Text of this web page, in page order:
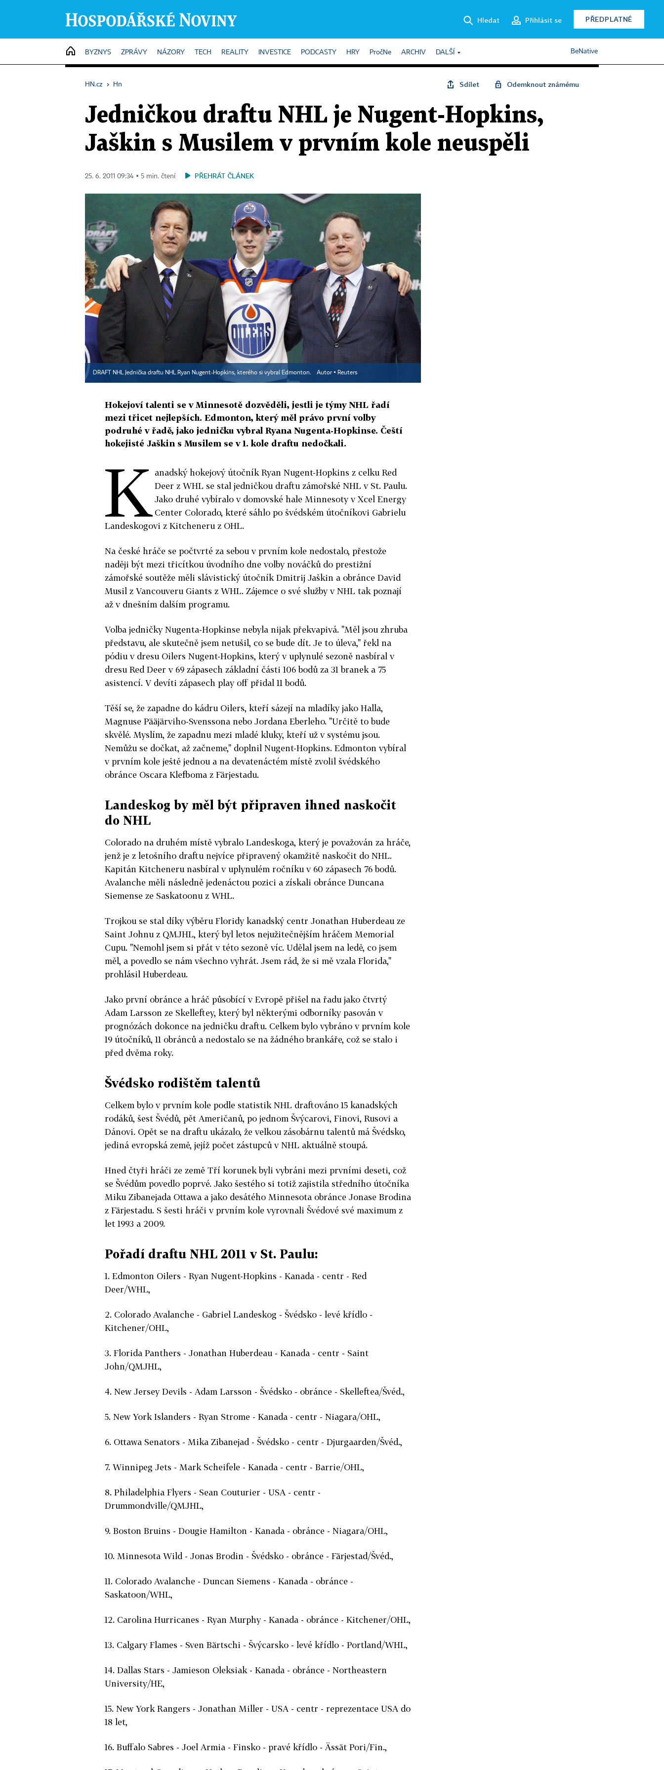
Hledat Přihlásit se PŘEDPLATNÉ
HOME
BYZNYS ZPRÁVY NÁZORY TECH REALITY INVESTICE PODCASTY HRY PročNe ARCHIV DALŠÍ BeNative
HN.cz › Hn Sdílet Odemknout známému
Jedničkou draftu NHL je Nugent-Hopkins,
Jaškin s Musilem v prvním kole neuspěli
25. 6. 2011 09:34 ▪ 5 min. čtení PŘEHRÁT ČLÁNEK
DRAFT NHL Jednička draftu NHL Ryan Nugent-Hopkins, kterého si vybral Edmonton. Autor ▪ Reuters
Hokejoví talenti se v Minnesotě dozvěděli, jestli je týmy NHL řadí
mezi třicet nejlepších. Edmonton, který měl právo první volby
podruhé v řadě, jako jedničku vybral Ryana Nugenta-Hopkinse. Čeští
hokejisté Jaškin s Musilem se v 1. kole draftu nedočkali.
K anadský hokejový útočník Ryan Nugent-Hopkins z celku Red
Deer z WHL se stal jedničkou draftu zámořské NHL v St. Paulu.
Jako druhé vybíralo v domovské hale Minnesoty v Xcel Energy
Center Colorado, které sáhlo po švédském útočníkovi Gabrielu
Landeskogovi z Kitcheneru z OHL.
Na české hráče se počtvrté za sebou v prvním kole nedostalo, přestože
naději být mezi třicítkou úvodního dne volby nováčků do prestižní
zámořské soutěže měli slávistický útočník Dmitrij Jaškin a obránce David
Musil z Vancouveru Giants z WHL. Zájemce o své služby v NHL tak poznají
až v dnešním dalším programu.
Volba jedničky Nugenta-Hopkinse nebyla nijak překvapivá. "Měl jsou zhruba
představu, ale skutečně jsem netušil, co se bude dít. Je to úleva," řekl na
pódiu v dresu Oilers Nugent-Hopkins, který v uplynulé sezoně nasbíral v
dresu Red Deer v 69 zápasech základní části 106 bodů za 31 branek a 75
asistencí. V devíti zápasech play off přidal 11 bodů.
Těší se, že zapadne do kádru Oilers, kteří sázejí na mladíky jako Halla,
Magnuse Pääjärviho-Svenssona nebo Jordana Eberleho. "Určitě to bude
skvělé. Myslím, že zapadnu mezi mladé kluky, kteří už v systému jsou.
Nemůžu se dočkat, až začneme," doplnil Nugent-Hopkins. Edmonton vybíral
v prvním kole ještě jednou a na devatenáctém místě zvolil švédského
obránce Oscara Klefboma z Färjestadu.
Landeskog by měl být připraven ihned naskočit
do NHL
Colorado na druhém místě vybralo Landeskoga, který je považován za hráče,
jenž je z letošního draftu nejvíce připravený okamžitě naskočit do NHL.
Kapitán Kitcheneru nasbíral v uplynulém ročníku v 60 zápasech 76 bodů.
Avalanche měli následně jedenáctou pozici a získali obránce Duncana
Siemense ze Saskatoonu z WHL.
Trojkou se stal díky výběru Floridy kanadský centr Jonathan Huberdeau ze
Saint Johnu z QMJHL, který byl letos nejužitečnějším hráčem Memorial
Cupu. "Nemohl jsem si přát v této sezoně víc. Udělal jsem na ledě, co jsem
měl, a povedlo se nám všechno vyhrát. Jsem rád, že si mě vzala Florida,"
prohlásil Huberdeau.
Jako první obránce a hráč působící v Evropě přišel na řadu jako čtvrtý
Adam Larsson ze Skelleftey, který byl některými odborníky pasován v
prognózách dokonce na jedničku draftu. Celkem bylo vybráno v prvním kole
19 útočníků, 11 obránců a nedostalo se na žádného brankáře, což se stalo i
před dvěma roky.
Švédsko rodištěm talentů
Celkem bylo v prvním kole podle statistik NHL draftováno 15 kanadských
rodáků, šest Švédů, pět Američanů, po jednom Švýcarovi, Finovi, Rusovi a
Dánovi. Opět se na draftu ukázalo, že velkou zásobárnu talentů má Švédsko,
jediná evropská země, jejíž počet zástupců v NHL aktuálně stoupá.
Hned čtyři hráči ze země Tří korunek byli vybráni mezi prvními deseti, což
se Švédům povedlo poprvé. Jako šestého si totiž zajistila středního útočníka
Miku Zibanejada Ottawa a jako desátého Minnesota obránce Jonase Brodina
z Färjestadu. S šesti hráči v prvním kole vyrovnali Švédové své maximum z
let 1993 a 2009.
Pořadí draftu NHL 2011 v St. Paulu:
1. Edmonton Oilers - Ryan Nugent-Hopkins - Kanada - centr - Red
Deer/WHL,
2. Colorado Avalanche - Gabriel Landeskog - Švédsko - levé křídlo -
Kitchener/OHL,
3. Florida Panthers - Jonathan Huberdeau - Kanada - centr - Saint
John/QMJHL,
4. New Jersey Devils - Adam Larsson - Švédsko - obránce - Skelleftea/Švéd.,
5. New York Islanders - Ryan Strome - Kanada - centr - Niagara/OHL,
6. Ottawa Senators - Mika Zibanejad - Švédsko - centr - Djurgaarden/Švéd.,
7. Winnipeg Jets - Mark Scheifele - Kanada - centr - Barrie/OHL,
8. Philadelphia Flyers - Sean Couturier - USA - centr -
Drummondville/QMJHL,
9. Boston Bruins - Dougie Hamilton - Kanada - obránce - Niagara/OHL,
10. Minnesota Wild - Jonas Brodin - Švédsko - obránce - Färjestad/Švéd.,
11. Colorado Avalanche - Duncan Siemens - Kanada - obránce -
Saskatoon/WHL,
12. Carolina Hurricanes - Ryan Murphy - Kanada - obránce - Kitchener/OHL,
13. Calgary Flames - Sven Bärtschi - Švýcarsko - levé křídlo - Portland/WHL,
14. Dallas Stars - Jamieson Oleksiak - Kanada - obránce - Northeastern
University/HE,
15. New York Rangers - Jonathan Miller - USA - centr - reprezentace USA do
18 let,
16. Buffalo Sabres - Joel Armia - Finsko - pravé křídlo - Ässät Pori/Fin.,